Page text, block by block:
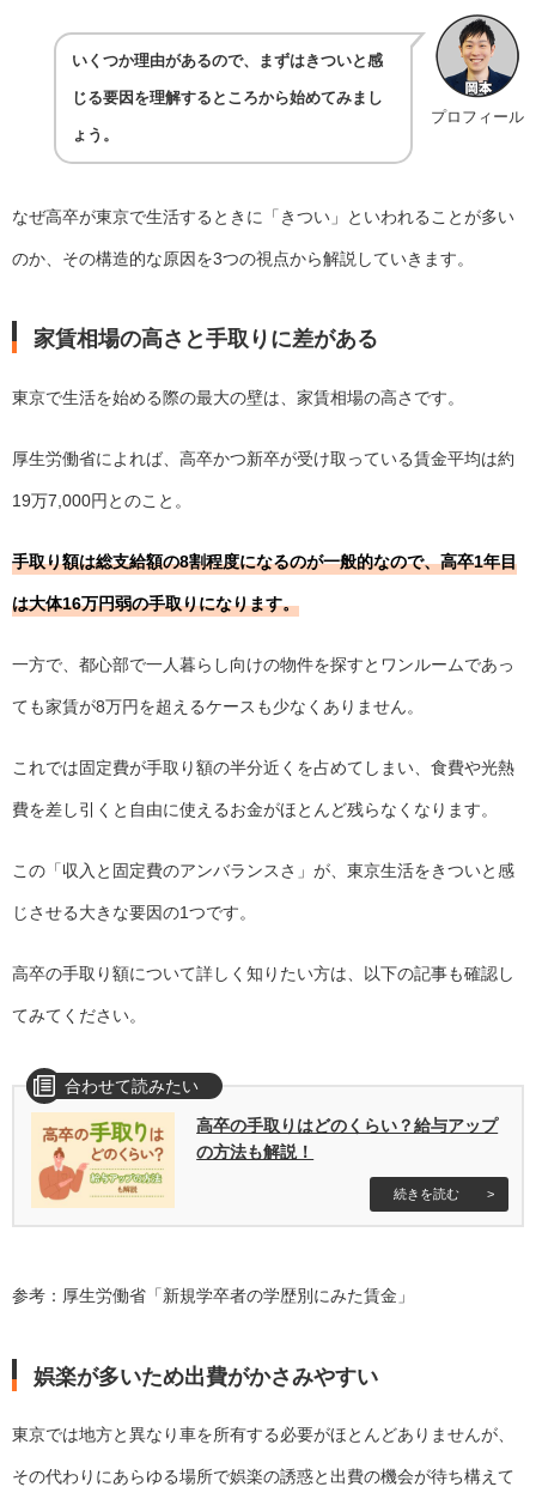
プロフィール
いくつか理由があるので、まずはきついと感
じる要因を理解するところから始めてみまし
ょう。
なぜ高卒が東京で生活するときに「きつい」といわれることが多い
のか、その構造的な原因を3つの視点から解説していきます。
家賃相場の高さと手取りに差がある
東京で生活を始める際の最大の壁は、家賃相場の高さです。
厚生労働省によれば、高卒かつ新卒が受け取っている賃金平均は約
19万7,000円とのこと。
手取り額は総支給額の8割程度になるのが一般的なので、高卒1年目
は大体16万円弱の手取りになります。
一方で、都心部で一人暮らし向けの物件を探すとワンルームであっ
ても家賃が8万円を超えるケースも少なくありません。
これでは固定費が手取り額の半分近くを占めてしまい、食費や光熱
費を差し引くと自由に使えるお金がほとんど残らなくなります。
この「収入と固定費のアンバランスさ」が、東京生活をきついと感
じさせる大きな要因の1つです。
高卒の手取り額について詳しく知りたい方は、以下の記事も確認し
てみてください。
高卒の手取りはどのくらい？給与アップ
の方法も解説！
参考：厚生労働省「新規学卒者の学歴別にみた賃金 」
娯楽が多いため出費がかさみやすい
東京では地方と異なり車を所有する必要がほとんどありませんが、
その代わりにあらゆる場所で娯楽の誘惑と出費の機会が待ち構えて